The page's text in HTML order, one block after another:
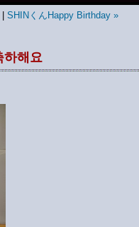
SHINくんHappy Birthday »
하해요